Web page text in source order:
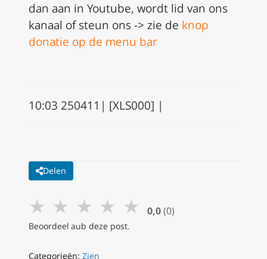
dan aan in Youtube, wordt lid van ons
kanaal of steun ons -> zie de knop
donatie op de menu bar
10:03 250411| [XLS000] |
Delen
★ ★ ★ ★ ★ 0,0 (0)
Beoordeel aub deze post.
Categorieën: Zien